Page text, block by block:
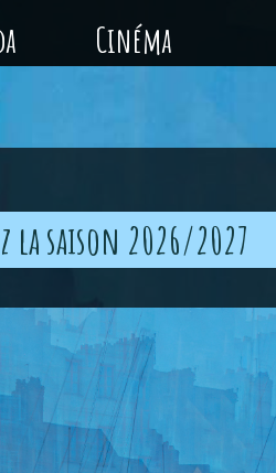
Cinéma
la saison 2026/2027